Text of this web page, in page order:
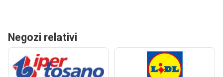
Negozi relativi